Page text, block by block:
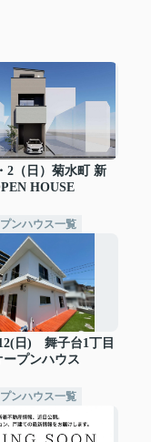
2（日）菊水町 新
HOUSE
ンハウス一覧
日) 舞子台1丁目
プンハウス
ンハウス一覧